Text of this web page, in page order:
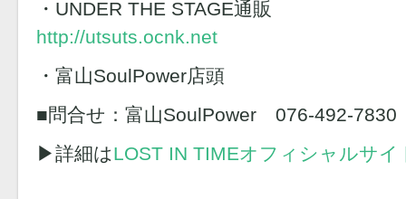
・UNDER THE STAGE通販
http://utsuts.ocnk.net
・富山SoulPower店頭
■問合せ：富山SoulPower 076-492-7830
▶︎詳細はLOST IN TIMEオフィシャルサイ